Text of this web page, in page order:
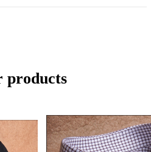
products